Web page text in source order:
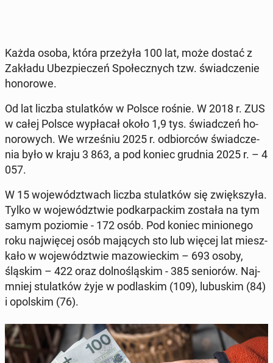
Każda osoba, która prze­ży­ła 100 lat, może dostać z
Zakładu Ubez­pie­czeń Spo­łecz­nych tzw. świad­cze­nie
ho­no­ro­we.
Od lat liczba stu­lat­ków w Polsce rośnie. W 2018 r. ZUS
w całej Polsce wy­pła­cał około 1,9 tys. świad­czeń ho­
no­ro­wych. We wrze­śniu 2025 r. od­bior­ców świad­cze­
nia było w kraju 3 863, a pod koniec grudnia 2025 r. – 4
057.
W 15 wo­je­wódz­twach liczba stu­lat­ków się zwięk­szy­ła.
Tylko w wo­je­wódz­twie pod­kar­pac­kim została na tym
samym po­zio­mie - 172 osób. Pod koniec mi­nio­ne­go
roku naj­wię­cej osób ma­ją­cych sto lub więcej lat miesz­
ka­ło w wo­je­wódz­twie ma­zo­wiec­kim – 693 osoby,
śląskim – 422 oraz dol­no­ślą­skim - 385 se­nio­rów. Naj­
mniej stu­lat­ków żyje w pod­la­skim (109), lu­bu­skim (84)
i opol­skim (76).